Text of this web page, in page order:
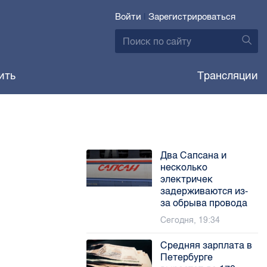
Войти | Зарегистрироваться
Трансляции
Два Сапсана и
несколько
электричек
задерживаются из-
за обрыва провода
Сегодня, 19:34
Средняя зарплата в
Петербурге